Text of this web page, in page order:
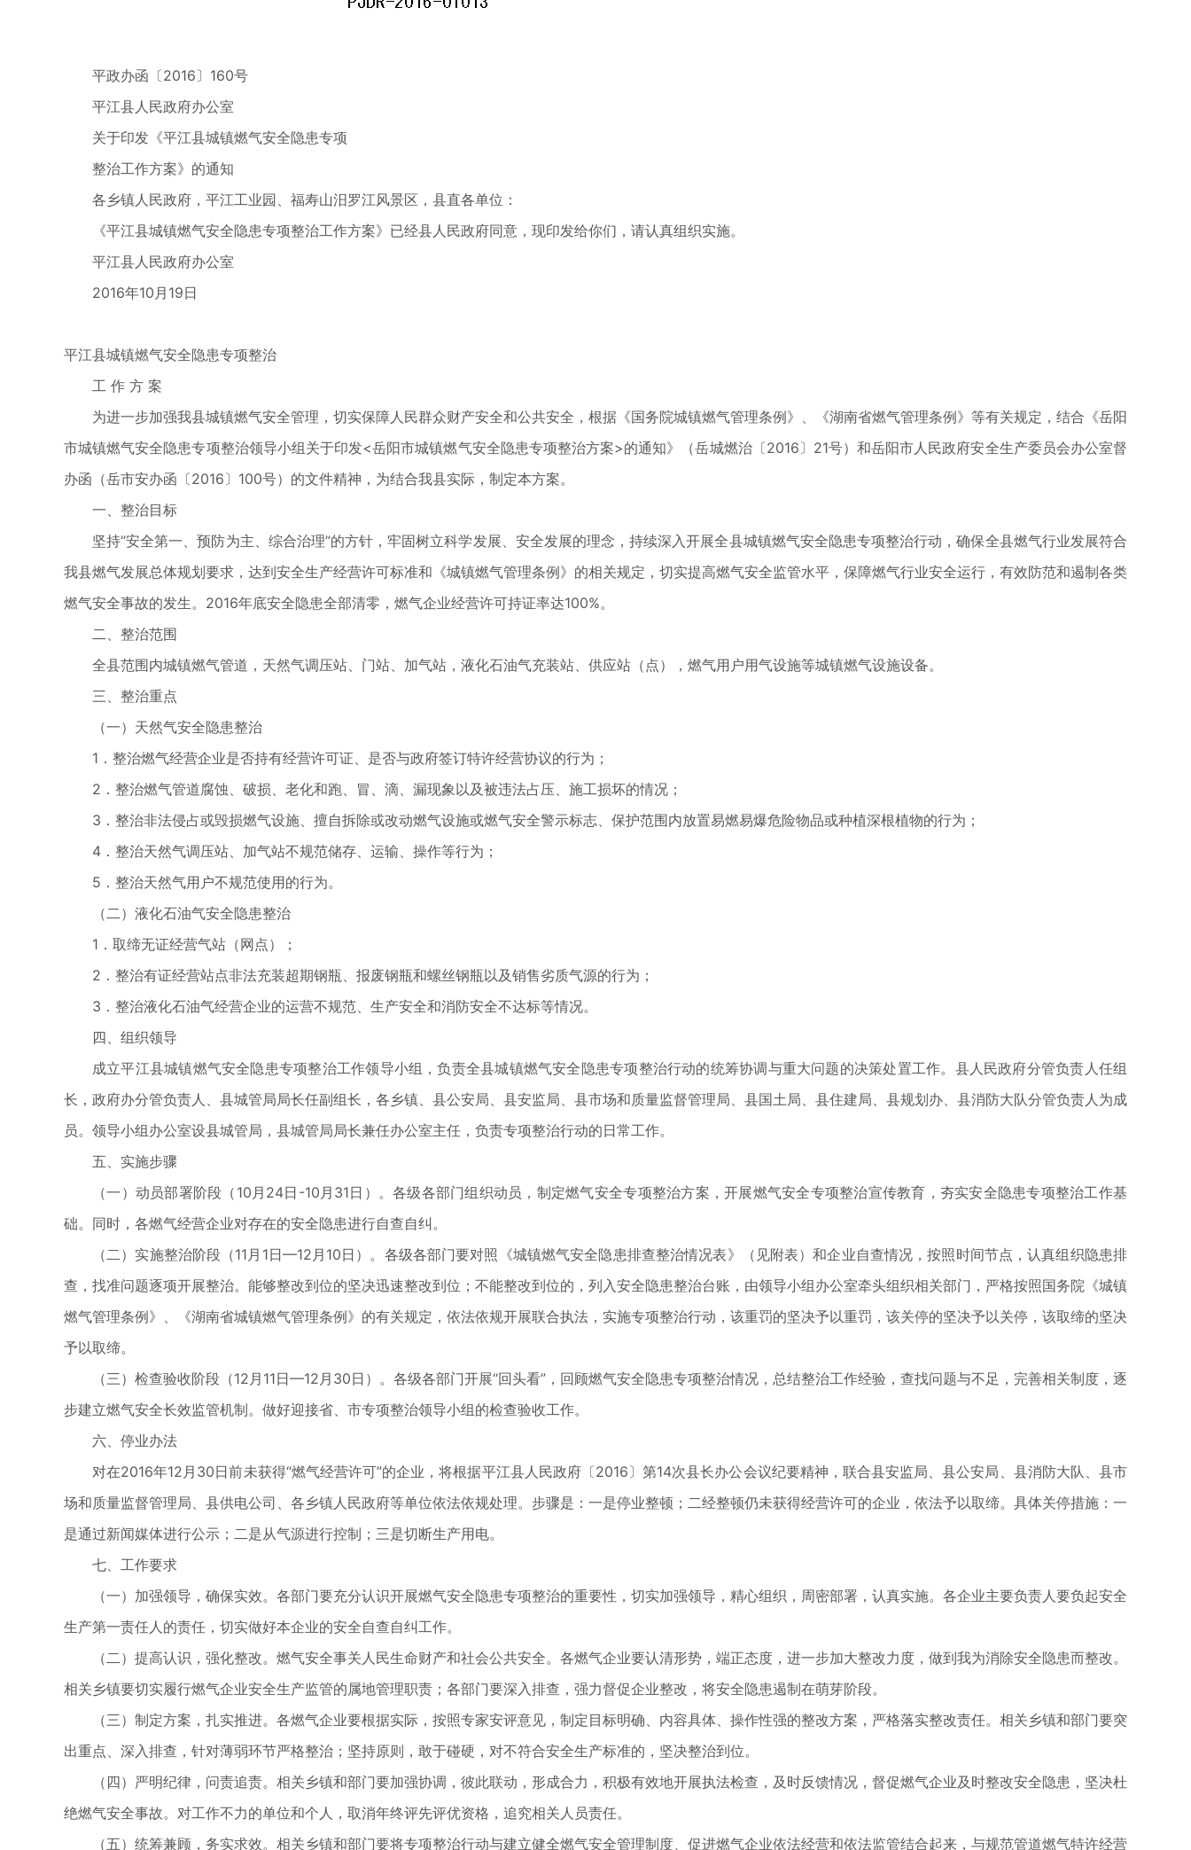
平政办函〔2016〕160号
平江县人民政府办公室
关于印发《平江县城镇燃气安全隐患专项
整治工作方案》的通知
各乡镇人民政府，平江工业园、福寿山汨罗江风景区，县直各单位：
《平江县城镇燃气安全隐患专项整治工作方案》已经县人民政府同意，现印发给你们，请认真组织实施。
平江县人民政府办公室
2016年10月19日
平江县城镇燃气安全隐患专项整治
工 作 方 案
为进一步加强我县城镇燃气安全管理，切实保障人民群众财产安全和公共安全，根据《国务院城镇燃气管理条例》、《湖南省燃气管理条例》等有关规定，结合《岳阳
市城镇燃气安全隐患专项整治领导小组关于印发<岳阳市城镇燃气安全隐患专项整治方案>的通知》（岳城燃治〔2016〕21号）和岳阳市人民政府安全生产委员会办公室督
办函（岳市安办函〔2016〕100号）的文件精神，为结合我县实际，制定本方案。
一、整治目标
坚持“安全第一、预防为主、综合治理”的方针，牢固树立科学发展、安全发展的理念，持续深入开展全县城镇燃气安全隐患专项整治行动，确保全县燃气行业发展符合
我县燃气发展总体规划要求，达到安全生产经营许可标准和《城镇燃气管理条例》的相关规定，切实提高燃气安全监管水平，保障燃气行业安全运行，有效防范和遏制各类
燃气安全事故的发生。2016年底安全隐患全部清零，燃气企业经营许可持证率达100%。
二、整治范围
全县范围内城镇燃气管道，天然气调压站、门站、加气站，液化石油气充装站、供应站（点），燃气用户用气设施等城镇燃气设施设备。
三、整治重点
（一）天然气安全隐患整治
1．整治燃气经营企业是否持有经营许可证、是否与政府签订特许经营协议的行为；
2．整治燃气管道腐蚀、破损、老化和跑、冒、滴、漏现象以及被违法占压、施工损坏的情况；
3．整治非法侵占或毁损燃气设施、擅自拆除或改动燃气设施或燃气安全警示标志、保护范围内放置易燃易爆危险物品或种植深根植物的行为；
4．整治天然气调压站、加气站不规范储存、运输、操作等行为；
5．整治天然气用户不规范使用的行为。
（二）液化石油气安全隐患整治
1．取缔无证经营气站（网点）；
2．整治有证经营站点非法充装超期钢瓶、报废钢瓶和螺丝钢瓶以及销售劣质气源的行为；
3．整治液化石油气经营企业的运营不规范、生产安全和消防安全不达标等情况。
四、组织领导
成立平江县城镇燃气安全隐患专项整治工作领导小组，负责全县城镇燃气安全隐患专项整治行动的统筹协调与重大问题的决策处置工作。县人民政府分管负责人任组
长，政府办分管负责人、县城管局局长任副组长，各乡镇、县公安局、县安监局、县市场和质量监督管理局、县国土局、县住建局、县规划办、县消防大队分管负责人为成
员。领导小组办公室设县城管局，县城管局局长兼任办公室主任，负责专项整治行动的日常工作。
五、实施步骤
（一）动员部署阶段（10月24日-10月31日）。各级各部门组织动员，制定燃气安全专项整治方案，开展燃气安全专项整治宣传教育，夯实安全隐患专项整治工作基
础。同时，各燃气经营企业对存在的安全隐患进行自查自纠。
（二）实施整治阶段（11月1日—12月10日）。各级各部门要对照《城镇燃气安全隐患排查整治情况表》（见附表）和企业自查情况，按照时间节点，认真组织隐患排
查，找准问题逐项开展整治。能够整改到位的坚决迅速整改到位；不能整改到位的，列入安全隐患整治台账，由领导小组办公室牵头组织相关部门，严格按照国务院《城镇
燃气管理条例》、《湖南省城镇燃气管理条例》的有关规定，依法依规开展联合执法，实施专项整治行动，该重罚的坚决予以重罚，该关停的坚决予以关停，该取缔的坚决
予以取缔。
（三）检查验收阶段（12月11日—12月30日）。各级各部门开展“回头看”，回顾燃气安全隐患专项整治情况，总结整治工作经验，查找问题与不足，完善相关制度，逐
步建立燃气安全长效监管机制。做好迎接省、市专项整治领导小组的检查验收工作。
六、停业办法
对在2016年12月30日前未获得“燃气经营许可”的企业，将根据平江县人民政府〔2016〕第14次县长办公会议纪要精神，联合县安监局、县公安局、县消防大队、县市
场和质量监督管理局、县供电公司、各乡镇人民政府等单位依法依规处理。步骤是：一是停业整顿；二经整顿仍未获得经营许可的企业，依法予以取缔。具体关停措施：一
是通过新闻媒体进行公示；二是从气源进行控制；三是切断生产用电。
七、工作要求
（一）加强领导，确保实效。各部门要充分认识开展燃气安全隐患专项整治的重要性，切实加强领导，精心组织，周密部署，认真实施。各企业主要负责人要负起安全
生产第一责任人的责任，切实做好本企业的安全自查自纠工作。
（二）提高认识，强化整改。燃气安全事关人民生命财产和社会公共安全。各燃气企业要认清形势，端正态度，进一步加大整改力度，做到我为消除安全隐患而整改。
相关乡镇要切实履行燃气企业安全生产监管的属地管理职责；各部门要深入排查，强力督促企业整改，将安全隐患遏制在萌芽阶段。
（三）制定方案，扎实推进。各燃气企业要根据实际，按照专家安评意见，制定目标明确、内容具体、操作性强的整改方案，严格落实整改责任。相关乡镇和部门要突
出重点、深入排查，针对薄弱环节严格整治；坚持原则，敢于碰硬，对不符合安全生产标准的，坚决整治到位。
（四）严明纪律，问责追责。相关乡镇和部门要加强协调，彼此联动，形成合力，积极有效地开展执法检查，及时反馈情况，督促燃气企业及时整改安全隐患，坚决杜
绝燃气安全事故。对工作不力的单位和个人，取消年终评先评优资格，追究相关人员责任。
（五）统筹兼顾，务实求效。相关乡镇和部门要将专项整治行动与建立健全燃气安全管理制度、促进燃气企业依法经营和依法监管结合起来，与规范管道燃气特许经营